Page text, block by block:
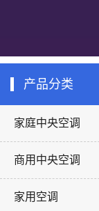
产品分类
家庭中央空调
商用中央空调
家用空调